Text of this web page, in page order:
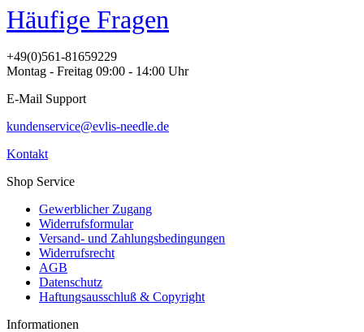
Häufige Fragen
+49(0)561-81659229
Montag - Freitag 09:00 - 14:00 Uhr
E-Mail Support
kundenservice@evlis-needle.de
Kontakt
Shop Service
Gewerblicher Zugang
Widerrufsformular
Versand- und Zahlungsbedingungen
Widerrufsrecht
AGB
Datenschutz
Haftungsausschluß & Copyright
Informationen